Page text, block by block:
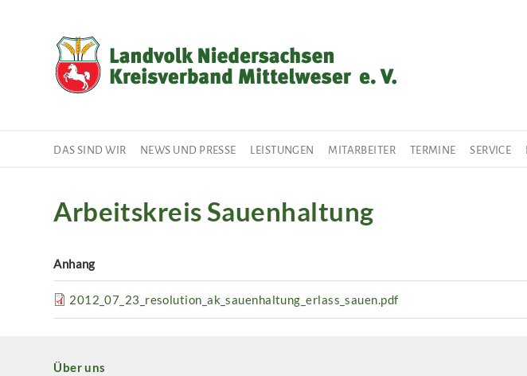
DAS SIND WIR NEWS UND PRESSE LEISTUNGEN MITARBEITER TERMINE SERVICE
Arbeitskreis Sauenhaltung
Anhang
2012_07_23_resolution_ak_sauenhaltung_erlass_sauen.pdf
Über uns